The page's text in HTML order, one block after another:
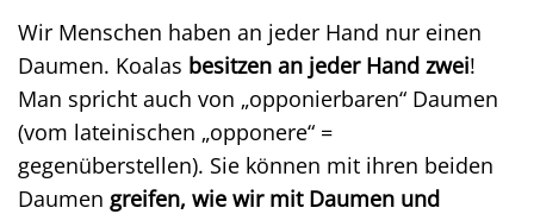
Wir Menschen haben an jeder Hand nur einen
Daumen. Koalas besitzen an jeder Hand zwei!
Man spricht auch von „opponierbaren“ Daumen
(vom lateinischen „opponere“ =
gegenüberstellen). Sie können mit ihren beiden
Daumen greifen, wie wir mit Daumen und